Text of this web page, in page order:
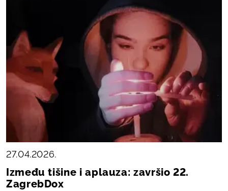
27.04.2026.
Između tišine i aplauza: završio 22.
ZagrebDox